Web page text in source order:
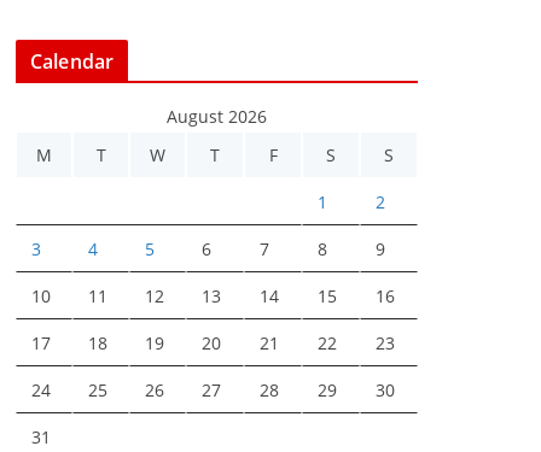
Calendar
August 2026
M
T W T F S S
1 2
3 4 5 6 7 8 9
10 11 12 13 14 15 16
17 18 19 20 21 22 23
24 25 26 27 28 29 30
31